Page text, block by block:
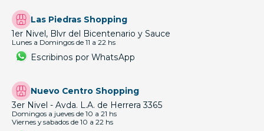
Las Piedras Shopping
1er Nivel, Blvr del Bicentenario y Sauce
Lunes a Domingos de 11 a 22 hs
Escribinos por WhatsApp
Nuevo Centro Shopping
3er Nivel - Avda. L.A. de Herrera 3365
Domingos a jueves de 10 a 21 hs
Viernes y sabados de 10 a 22 hs